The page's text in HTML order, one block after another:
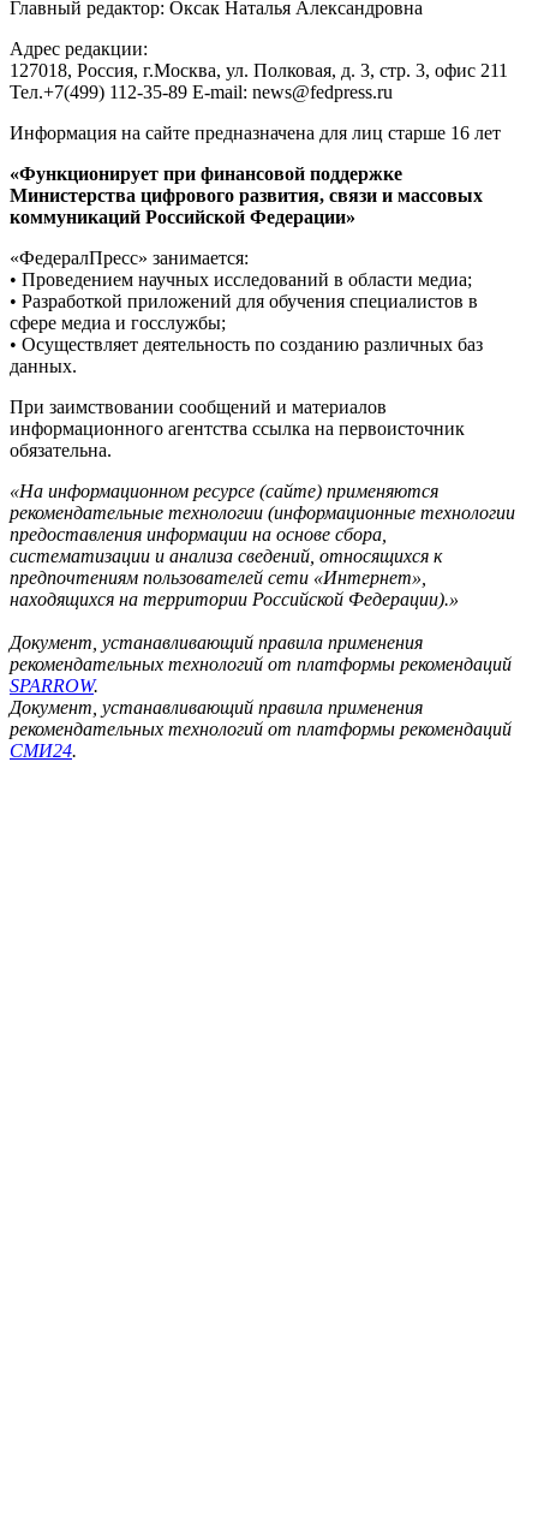
Главный редактор: Оксак Наталья Александровна
Адрес редакции:
127018, Россия, г.Москва, ул. Полковая, д. 3, стр. 3, офис 211
Тел.+7(499) 112-35-89 E-mail: news@fedpress.ru
Информация на сайте предназначена для лиц старше 16 лет
«Функционирует при финансовой поддержке
Министерства цифрового развития, связи и массовых
коммуникаций Российской Федерации»
«ФедералПресс» занимается:
• Проведением научных исследований в области медиа;
• Разработкой приложений для обучения специалистов в
сфере медиа и госслужбы;
• Осуществляет деятельность по созданию различных баз
данных.
При заимствовании сообщений и материалов
информационного агентства ссылка на первоисточник
обязательна.
«На информационном ресурсе (сайте) применяются
рекомендательные технологии (информационные технологии
предоставления информации на основе сбора,
систематизации и анализа сведений, относящихся к
предпочтениям пользователей сети «Интернет»,
находящихся на территории Российской Федерации).»
Документ, устанавливающий правила применения
рекомендательных технологий от платформы рекомендаций
SPARROW.
Документ, устанавливающий правила применения
рекомендательных технологий от платформы рекомендаций
СМИ24.